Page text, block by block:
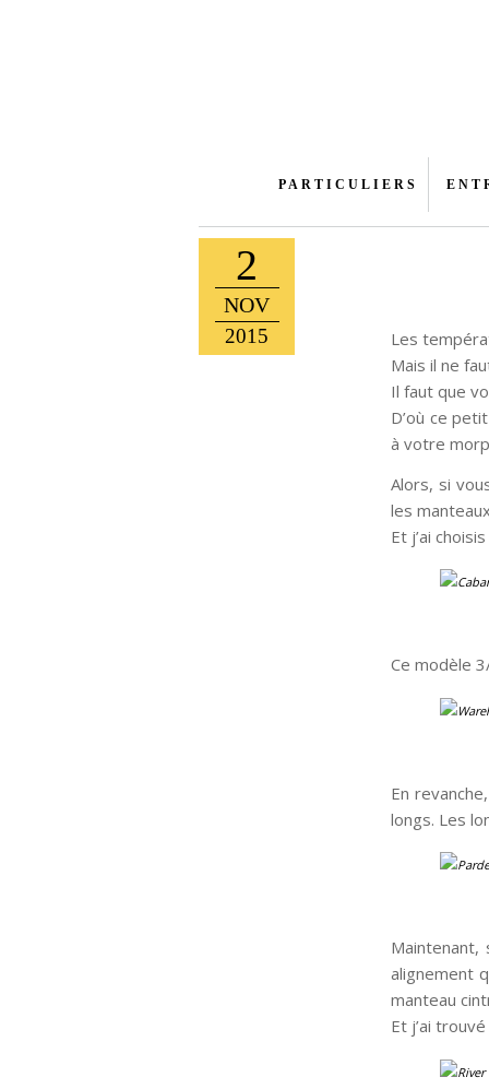
PARTICULIERS
2
NOV
2015
Les
Mais il ne
Il faut que
D’où ce
à votre
Alors, si
les
Et j’ai
Ce modèle
En
longs. Les
Maintenant,
alignement
manteau
Et j’ai